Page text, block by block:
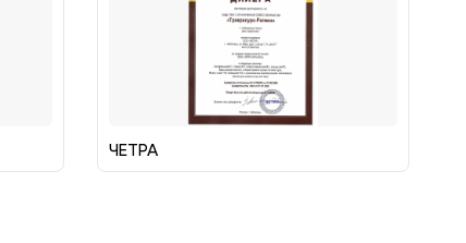
ЧЕТРА